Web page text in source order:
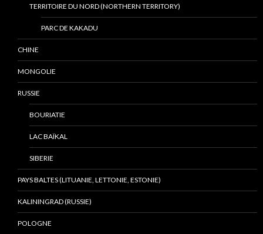
TERRITOIRE DU NORD (NORTHERN TERRITORY)
PARC DE KAKADU
CHINE
MONGOLIE
RUSSIE
BOURIATIE
LAC BAÏKAL
SIBERIE
PAYS BALTES (LITUANIE, LETTONIE, ESTONIE)
KALININGRAD (RUSSIE)
POLOGNE